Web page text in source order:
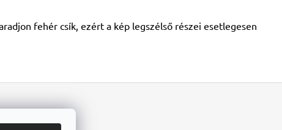
fehér csík, ezért a kép legszélső részei esetlegesen